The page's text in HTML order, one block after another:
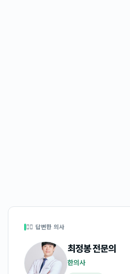
👩‍⚕️ 답변한 의사
최정봉전문의
한의사